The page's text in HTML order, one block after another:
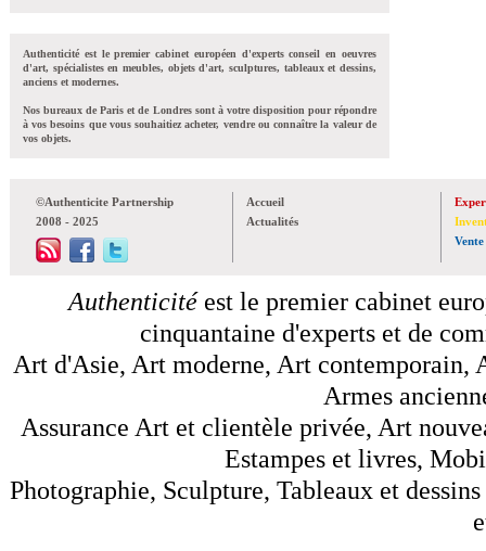
Authenticité est le premier cabinet européen d'experts conseil en oeuvres
d'art, spécialistes en meubles, objets d'art, sculptures, tableaux et dessins,
anciens et modernes.
Nos bureaux de Paris et de Londres sont à votre disposition pour répondre
à vos besoins que vous souhaitiez acheter, vendre ou connaître la valeur de
vos objets.
©Authenticite Partnership
2008 - 2025
Accueil
Actualités
Vente
Authenticitéest le premier cabinet
cinquantaine d'experts et de
Art d'Asie, Art moderne, Art contemporain,
Armes
Assurance Art et clientèle privée, Art
Estampes et livres,
Photographie, Sculpture, Tableaux et